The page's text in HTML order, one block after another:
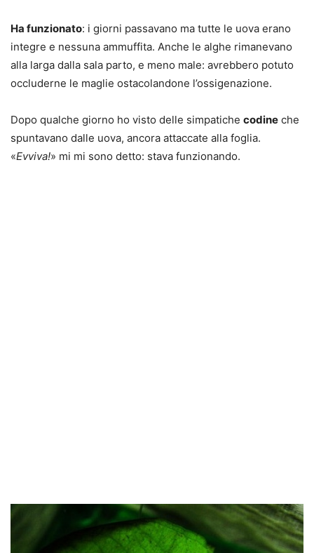
Ha funzionato: i giorni passavano ma tutte le uova erano
integre e nessuna ammuffita. Anche le alghe rimanevano
alla larga dalla sala parto, e meno male: avrebbero potuto
occluderne le maglie ostacolandone l’ossigenazione.
Dopo qualche giorno ho visto delle simpatiche codine che
spuntavano dalle uova, ancora attaccate alla foglia.
«Evviva!» mi mi sono detto: stava funzionando.